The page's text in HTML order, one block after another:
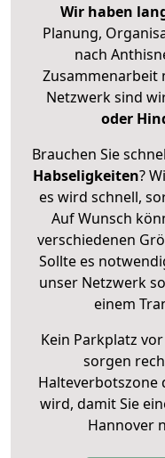
Wir haben
Planung,
nach
Zusammenarbeit
Netzwerk sind
oder
Brauchen Sie
Habseligkeiten?
es wird schnell,
Auf Wunsch
verschiedenen
Sollte es
unser Netzwerk
einem
Kein Parkplatz
sorgen
wird, damit Sie
Hannover